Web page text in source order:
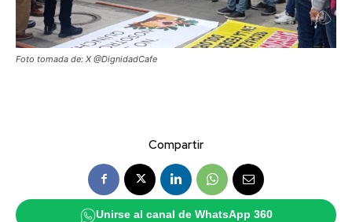
Foto tomada de: X @DignidadCafe
Compartir
Unirse al canal de WhatsApp 360